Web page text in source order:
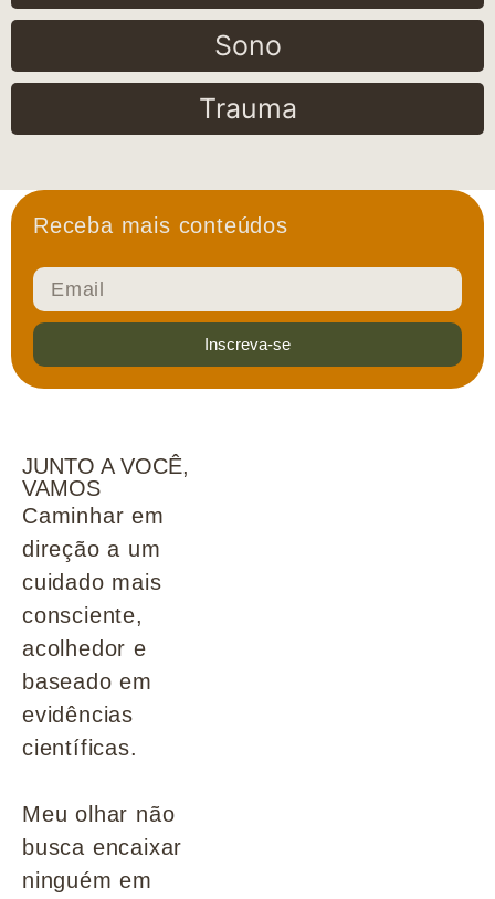
Sono
Trauma
Receba mais conteúdos
Inscreva-se
JUNTO A VOCÊ,
VAMOS
Caminhar em
direção a um
cuidado mais
consciente,
acolhedor e
baseado em
evidências
científicas.
Meu olhar não
busca encaixar
ninguém em